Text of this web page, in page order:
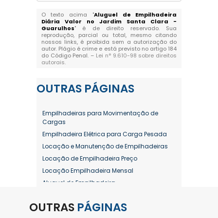
O texto acima "Aluguel de Empilhadeira
Diária Valor no Jardim Santa Clara -
Guarulhos" é de direito reservado. Sua
reprodução, parcial ou total, mesmo citando
nossos links, é proibida sem a autorização do
autor. Plágio é crime e está previsto no artigo 184
do Código Penal. – Lei n° 9.610-98 sobre direitos
autorais.
OUTRAS PÁGINAS
Empilhadeiras para Movimentação de
Cargas
Empilhadeira Elétrica para Carga Pesada
Locação e Manutenção de Empilhadeiras
Locação de Empilhadeira Preço
Locação Empilhadeira Mensal
Aluguel de Empilhadeira
Aluguel de Empilhadeira Diária Valor
OUTRAS PÁGINAS